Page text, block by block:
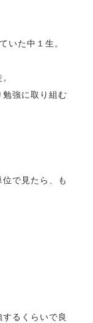
いた中１生。
強に取り組む
で見たら、も
るくらいで良